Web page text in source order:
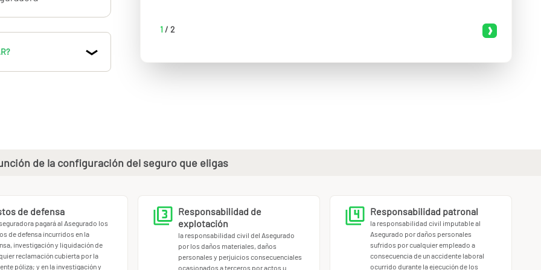
de tus
senderismo,
hípica,
vuelos
1/ 2
de la configuración del seguro que eligas
de defensa
pagará al Asegurado los
de defensa incurridos en la
investigación y liquidación de
reclamación cubierta por la
póliza; y en la investigación y
Responsabilidad de
explotación
la responsabilidad civil del Asegurado
por los daños materiales, daños
personales y perjuicios consecuenciales
ocasionados a terceros por actos u
Responsabilidad patronal
la responsabilidad civil imputable al
Asegurado por daños personales
sufridos por cualquier empleado a
consecuencia de un accidente laboral
ocurrido durante la ejecución de los